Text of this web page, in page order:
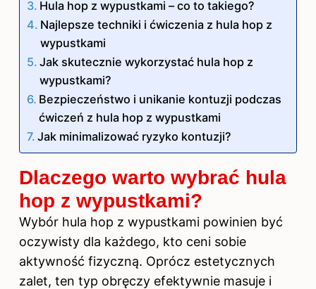
Hula hop z wypustkami – co to takiego?
Najlepsze techniki i ćwiczenia z hula hop z
wypustkami
Jak skutecznie wykorzystać hula hop z
wypustkami?
Bezpieczeństwo i unikanie kontuzji podczas
ćwiczeń z hula hop z wypustkami
Jak minimalizować ryzyko kontuzji?
Dlaczego warto wybrać hula
hop z wypustkami?
Wybór hula hop z wypustkami powinien być
oczywisty dla każdego, kto ceni sobie
aktywność fizyczną. Oprócz estetycznych
zalet, ten typ obręczy efektywnie masuje i